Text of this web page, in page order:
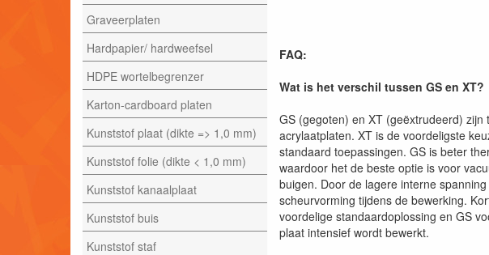
Graveerplaten
Hardpapier/ hardweefsel
HDPE wortelbegrenzer
Karton-cardboard platen
Kunststof plaat (dikte => 1,0 mm)
Kunststof folie (dikte < 1,0 mm)
Kunststof kanaalplaat
Kunststof buis
Kunststof staf
FAQ:
Wat is het verschil tussen GS en XT?
GS (gegoten) en XT (geëxtrudeerd) zijn
acrylaatplaten. XT is de voordeligste
standaard toepassingen. GS is beter
waardoor het de beste optie is voor
buigen. Door de lagere interne
scheurvorming tijdens de bewerking.
voordelige standaardoplossing en GS
plaat intensief wordt bewerkt.